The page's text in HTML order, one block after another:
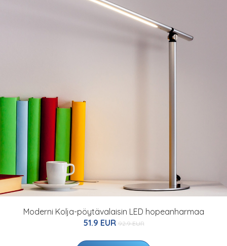
Moderni Kolja-pöytävalaisin LED hopeanharmaa
51.9 EUR 92.9 EUR